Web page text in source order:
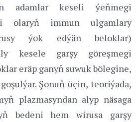
adamlar keseli ýeňmegi
olaryň immun ulgamlary
ýok edýän beloklar)
kesele garşy göreşmegi
eräp ganyň suwuk bölegine,
Şonuň üçin, teoriýada,
plazmasyndan alyp näsaga
bedeni hem wirusa garşy